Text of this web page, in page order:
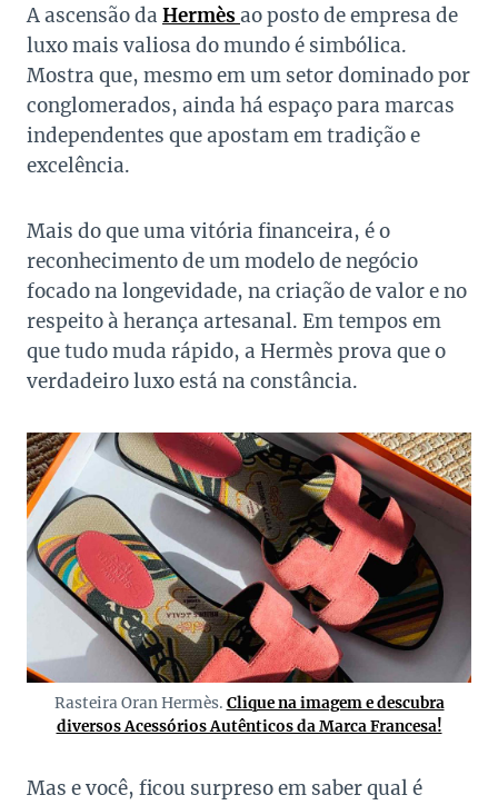
A ascensão da Hermèsao posto de empresa de
luxo mais valiosa do mundo é simbólica.
Mostra que, mesmo em um setor dominado por
conglomerados, ainda há espaço para marcas
independentes que apostam em tradição e
excelência.
Mais do que uma vitória financeira, é o
reconhecimento de um modelo de negócio
focado na longevidade, na criação de valor e no
respeito à herança artesanal. Em tempos em
que tudo muda rápido, a Hermès prova que o
verdadeiro luxo está na constância.
Rasteira Oran Hermès. Clique na imagem e descubra
diversos Acessórios Autênticos da Marca Francesa!
Mas e você, ficou surpreso em saber qual é